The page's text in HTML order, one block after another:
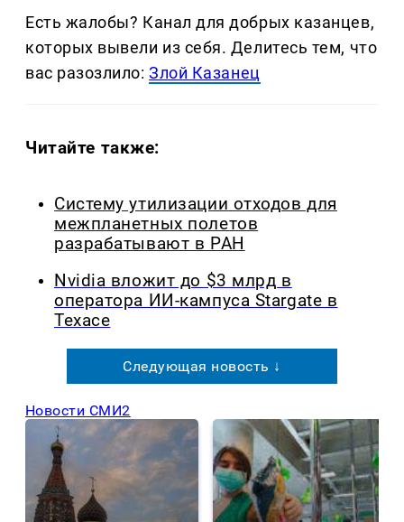
Есть жалобы? Канал для добрых казанцев,
которых вывели из себя. Делитеcь тем, что
вас разозлило:Злой Казанец
Читайте также:
Систему утилизации отходов для
межпланетных полетов
разрабатывают в РАН
Nvidia вложит до $3 млрд в
оператора ИИ-кампуса Stargate в
Техасе
Следующая новость ↓
Новости СМИ2